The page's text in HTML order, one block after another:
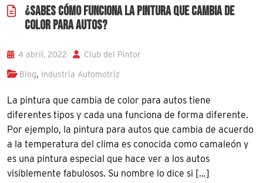
¿SABES CÓMO FUNCIONA LA PINTURA QUE CAMBIA DE
COLOR PARA AUTOS?
4 abril, 2022 Club del Pintor
Blog, Industria Automotriz
La pintura que cambia de color para autos tiene
diferentes tipos y cada una funciona de forma diferente.
Por ejemplo, la pintura para autos que cambia de acuerdo
a la temperatura del clima es conocida como camaleón y
es una pintura especial que hace ver a los autos
visiblemente fabulosos. Su nombre lo dice si […]